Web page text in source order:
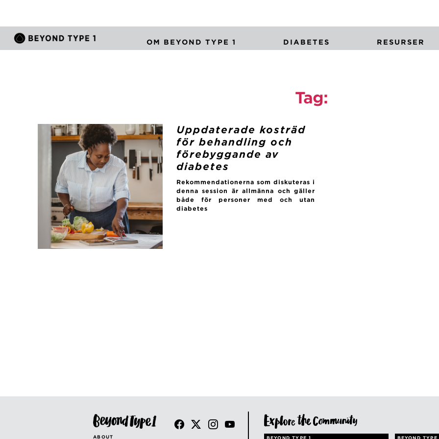
OM BEYOND TYPE 1 DIABETES RESURSER
Tag:
Uppdaterade kosträd
för behandling och
förebyggande av
diabetes
Rekommendationerna som diskuteras i
denna session är allmänna och gäller
både för personer med och utan
diabetes
ABOUT